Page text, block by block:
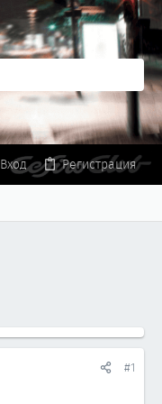
Вход Регистрация
#1